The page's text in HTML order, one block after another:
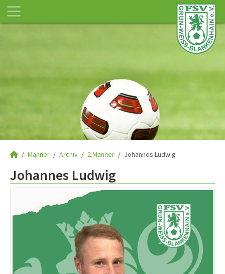
Männer Archiv 2.Männer Johannes Ludwig
Johannes Ludwig